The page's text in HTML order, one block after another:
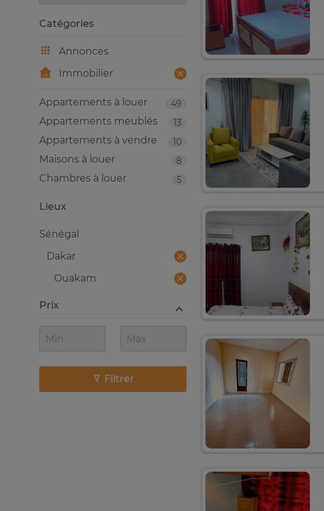
Catégories
Annonces
Immobilier
49
Appartements à louer
13
Appartements meublés
10
Appartements à vendre
8
Maisons à louer
5
Chambres à louer
Lieux
Sénégal
Dakar
Ouakam
Prix
Filtrer